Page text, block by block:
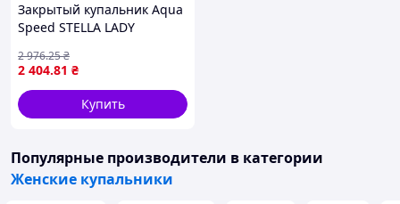
Закрытый купальник Aqua
Speed STELLA LADY
для плавания и
аквааэробики SKU_299-08
2 404.81 ₴
2 976.25₴
Купить
Популярные производители в категории
Женские купальники